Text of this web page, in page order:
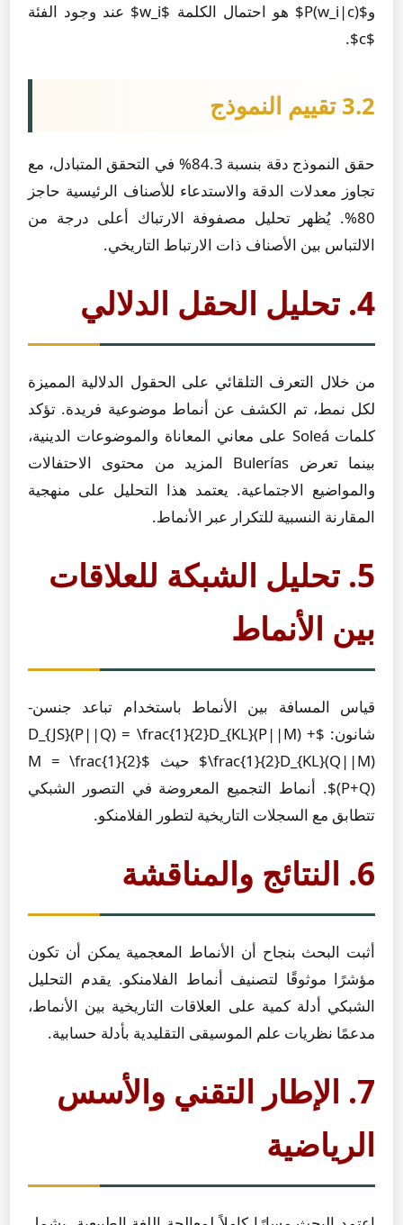
و$P(w_i|c)$ هو احتمال الكلمة $w_i$ عند وجود الفئة
$c$.
3.2 تقييم النموذج
حقق النموذج دقة بنسبة 84.3% في التحقق المتبادل، مع
تجاوز معدلات الدقة والاستدعاء للأصناف الرئيسية حاجز
80%. يُظهر تحليل مصفوفة الارتباك أعلى درجة من
الالتباس بين الأصناف ذات الارتباط التاريخي.
4. تحليل الحقل الدلالي
من خلال التعرف التلقائي على الحقول الدلالية المميزة
لكل نمط، تم الكشف عن أنماط موضوعية فريدة. تؤكد
كلمات Soleá على معاني المعاناة والموضوعات الدينية،
بينما تعرض Bulerías المزيد من محتوى الاحتفالات
والمواضيع الاجتماعية. يعتمد هذا التحليل على منهجية
المقارنة النسبية للتكرار عبر الأنماط.
5. تحليل الشبكة للعلاقات
بين الأنماط
قياس المسافة بين الأنماط باستخدام تباعد جنسن-
شانون: $D_{JS}(P||Q) = \frac{1}{2}D_{KL}(P||M) +
\frac{1}{2}D_{KL}(Q||M)$ حيث $M = \frac{1}{2}
(P+Q)$. أنماط التجميع المعروضة في التصور الشبكي
تتطابق مع السجلات التاريخية لتطور الفلامنكو.
6. النتائج والمناقشة
أثبت البحث بنجاح أن الأنماط المعجمية يمكن أن تكون
مؤشرًا موثوقًا لتصنيف أنماط الفلامنكو. يقدم التحليل
الشبكي أدلة كمية على العلاقات التاريخية بين الأنماط،
مدعمًا نظريات علم الموسيقى التقليدية بأدلة حسابية.
7. الإطار التقني والأسس
الرياضية